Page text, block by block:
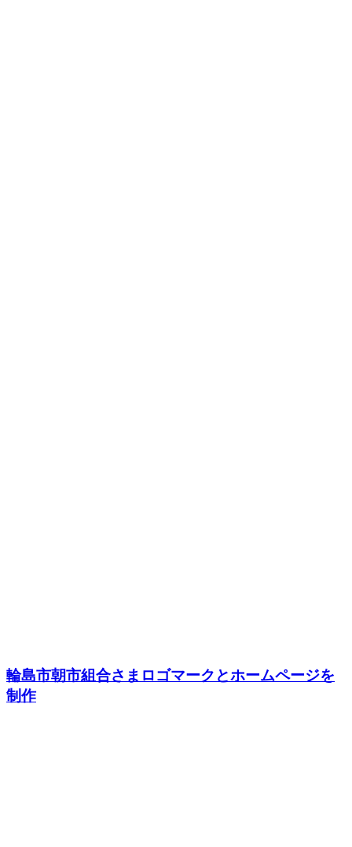
輪島市朝市組合さまロゴマークとホームページを
制作